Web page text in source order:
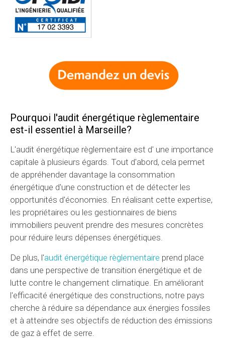
Pourquoi l'audit énergétique règlementaire
est-il essentiel à Marseille?
L'audit énergétique règlementaire est d' une importance
capitale à plusieurs égards. Tout d'abord, cela permet
de appréhender davantage la consommation
énergétique d'une construction et de détecter les
opportunités d'économies. En réalisant cette expertise,
les propriétaires ou les gestionnaires de biens
immobiliers peuvent prendre des mesures concrètes
pour réduire leurs dépenses énergétiques.
De plus, l'audit énergétique règlementaire prend place
dans une perspective de transition énergétique et de
lutte contre le changement climatique. En améliorant
l'efficacité énergétique des constructions, notre pays
cherche à réduire sa dépendance aux énergies fossiles
et à atteindre ses objectifs de réduction des émissions
de gaz à effet de serre.